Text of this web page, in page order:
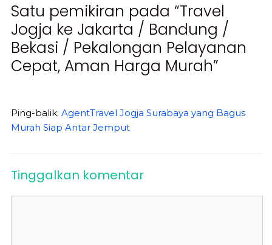
Satu pemikiran pada “Travel
Jogja ke Jakarta / Bandung /
Bekasi / Pekalongan Pelayanan
Cepat, Aman Harga Murah”
Ping-balik: AgentTravel Jogja Surabaya yang Bagus
Murah Siap Antar Jemput
Tinggalkan komentar